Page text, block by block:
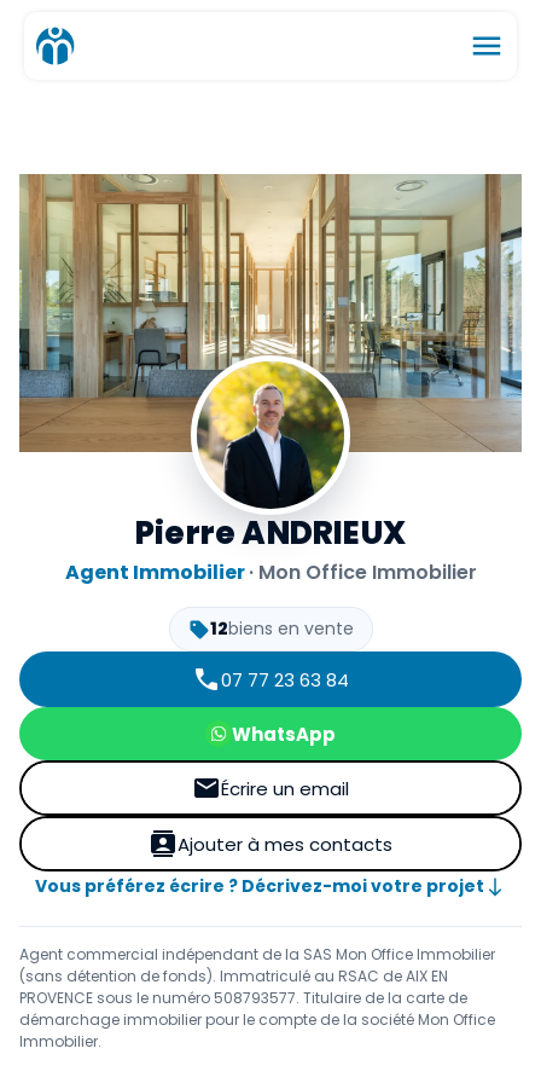
menu
Pierre ANDRIEUX
Agent Immobilier· Mon Office Immobilier
sell12biens en vente
phone07 77 23 63 84
WhatsApp
mailÉcrire un email
contactsAjouter à mes contacts
Vous préférez écrire ? Décrivez-moi votre projet south
Agent commercial indépendant de la SAS Mon Office Immobilier
(sans détention de fonds). Immatriculé au RSAC de AIX EN
PROVENCE sous le numéro 508793577. Titulaire de la carte de
démarchage immobilier pour le compte de la société Mon Office
Immobilier.